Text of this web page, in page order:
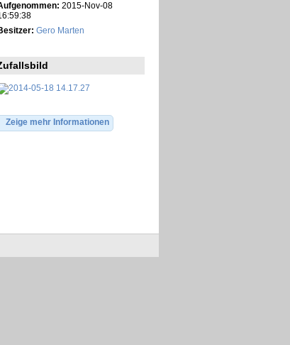
2015-Nov-08
Gero Marten
Zeige mehr Informationen